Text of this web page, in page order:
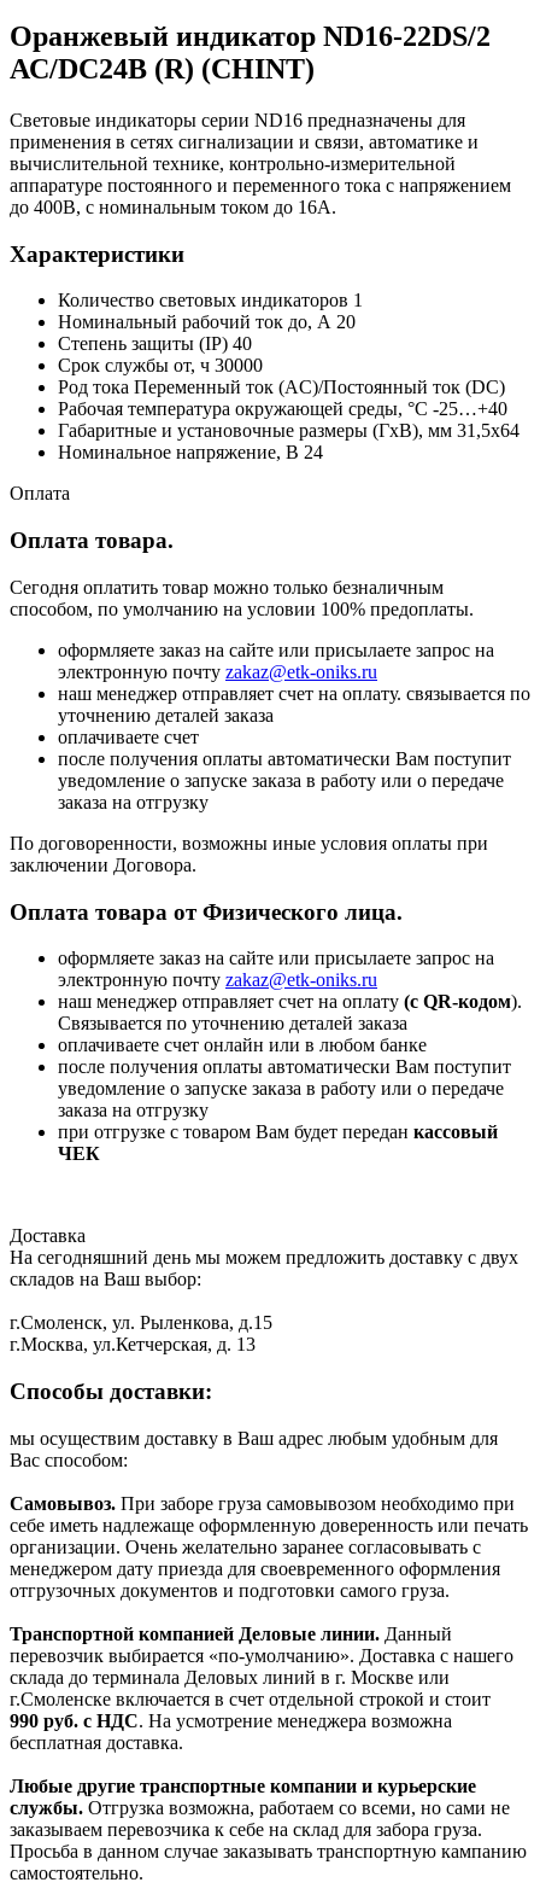
Оранжевый индикатор ND16-22DS/2
АС/DC24В (R) (CHINT)
Световые индикаторы серии ND16 предназначены для
применения в сетях сигнализации и связи, автоматике и
вычислительной технике, контрольно-измерительной
аппаратуре постоянного и переменного тока с напряжением
до 400В, с номинальным током до 16А.
Характеристики
Количество световых индикаторов 1
Номинальный рабочий ток до, А 20
Степень защиты (IP) 40
Срок службы от, ч 30000
Род тока Переменный ток (AC)/Постоянный ток (DC)
Рабочая температура окружающей среды, °C -25…+40
Габаритные и установочные размеры (ГxВ), мм 31,5x64
Номинальное напряжение, В 24
Оплата
Оплата товара.
Сегодня оплатить товар можно только безналичным
способом, по умолчанию на условии 100% предоплаты.
оформляете заказ на сайте или присылаете запрос на
электронную почту zakaz@etk-oniks.ru
наш менеджер отправляет счет на оплату. связывается по
уточнению деталей заказа
оплачиваете счет
после получения оплаты автоматически Вам поступит
уведомление о запуске заказа в работу или о передаче
заказа на отгрузку
По договоренности, возможны иные условия оплаты при
заключении Договора.
Оплата товара от Физического лица.
оформляете заказ на сайте или присылаете запрос на
электронную почту zakaz@etk-oniks.ru
наш менеджер отправляет счет на оплату (с QR-кодом).
Связывается по уточнению деталей заказа
оплачиваете счет онлайн или в любом банке
после получения оплаты автоматически Вам поступит
уведомление о запуске заказа в работу или о передаче
заказа на отгрузку
при отгрузке с товаром Вам будет передан кассовый
ЧЕК
Доставка
На сегодняшний день мы можем предложить доставку с двух
складов на Ваш выбор:
г.Смоленск, ул. Рыленкова, д.15
г.Москва, ул.Кетчерская, д. 13
Способы доставки:
мы осуществим доставку в Ваш адрес любым удобным для
Вас способом:
Самовывоз. При заборе груза самовывозом необходимо при
себе иметь надлежаще оформленную доверенность или печать
организации. Очень желательно заранее согласовывать с
менеджером дату приезда для своевременного оформления
отгрузочных документов и подготовки самого груза.
Транспортной компанией Деловые линии. Данный
перевозчик выбирается «по-умолчанию». Доставка с нашего
склада до терминала Деловых линий в г. Москве или
г.Смоленске включается в счет отдельной строкой и стоит
990 руб. с НДС. На усмотрение менеджера возможна
бесплатная доставка.
Любые другие транспортные компании и курьерские
службы. Отгрузка возможна, работаем со всеми, но сами не
заказываем перевозчика к себе на склад для забора груза.
Просьба в данном случае заказывать транспортную кампанию
самостоятельно.